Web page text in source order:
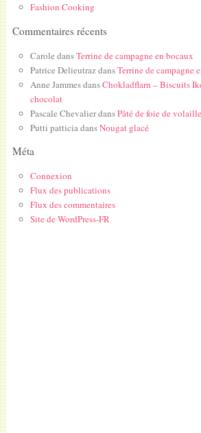
Fashion Cooking
Commentaires récents
Carole dansTerrine de campagne en bocaux
Patrice DelieutrazdansTerrine de campagne
Anne JammesdansChokladflarn – Biscuits
chocolat
Pascale ChevalierdansPâté de foie de
Putti patticiadansNougat glacé
Méta
Connexion
Flux des publications
Flux des commentaires
Site de WordPress-FR